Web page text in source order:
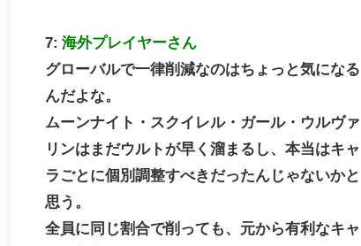
7: 海外プレイヤーさん
グローバルで一律削減なのはちょっと気になる
んだよな。
ムーンナイト・スクイレル・ガール・ウルヴァ
リンはまだウルトが早く溜まるし、本当はキャ
ラごとに個別調整すべきだったんじゃないかと
思う。
全員に同じ割合で削っても、元から有利なキャ